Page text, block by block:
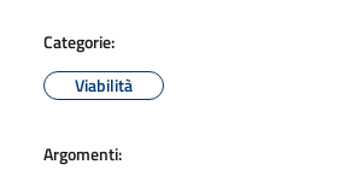
Categorie:
Viabilità
Argomenti: